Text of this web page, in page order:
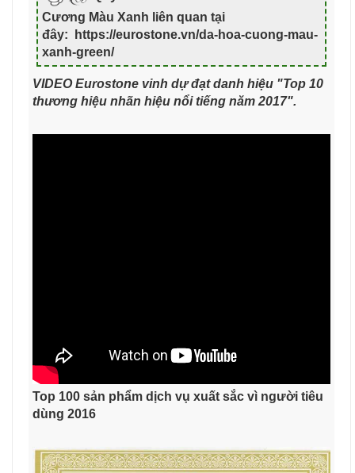
Cương Màu Xanh liên quan tại
đây: https://eurostone.vn/da-hoa-cuong-mau-
xanh-green/
VIDEO Eurostone vinh dự đạt danh hiệu "Top 10
thương hiệu nhãn hiệu nổi tiếng năm 2017".
Top 100 sản phẩm dịch vụ xuất sắc vì người tiêu
dùng 2016